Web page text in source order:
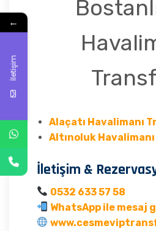
Alaçatı Havalimanı
Altınoluk
İletişim &
0532 633 57 58
WhatsApp ile mesaj
←
İletişim